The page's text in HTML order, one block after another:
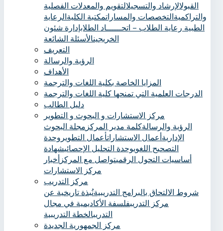
القبولالإرشاد والتسجيلالتقويم والمعدلات الفصلية
والتراكميةالتخصصات والمساراتمكتبة الكليةالرعاية
الطبية ‏ رعاية الطلاب – اتحــــــاد الطلابإدارة شئون
الخريجينالأسئلة الشائعة
التعريف
الرؤية والرسالة
الأهداف
المزايا الخاصة بكلية اللغات والترجمة
الدرجات العلمية التي تمنحها كلية اللغات والترجمة
دليل الطالب
مركز الاستشارات و البحوث و التطوير
الرؤية والرسالةكلمة مدير المركز مجلة البحوث
الإداريةأعمال الاستشاراتأعمال التطوير وحدة
التصحيح اللغويوحدة التحليل الإحصائيشهادة
أساسيات التحول الرقميتواصل مع المركزأخبار
مركز الاستشارات
مركز التدريب
شروط الالتحاق بالبرامج التدريبيةنُبذة تاريخية عن
مركز التدريبفلسفة الأكاديمية في مجال
التدريبالخطة التدريبية
مركز الجمهورية الجديدة